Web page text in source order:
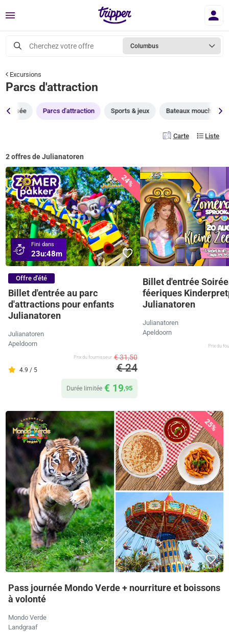
Menu
Cherchez votre offre Columbus
Excursions
Parcs d'attraction
Musée Parcs d'attraction Sports & jeux Bateaux mouches
Carte Liste
2 offres de Julianatoren
24%
Fini dans
23u:48m
Offre d'été
Billet d'entrée au parc
d'attractions pour enfants
Julianatoren
Julianatoren
Apeldoorn
4.9 / 5
Prix ​​du fournisseur € 31,50
€ 24
Durée limitée € 19,95
Billet d'entrée
féeriques
Julianatoren
Julianatoren
Apeldoorn
Prix ​​du
25%
Pass journée Mondo Verde + nourriture et boissons
à volonté
Mondo Verde
Landgraaf